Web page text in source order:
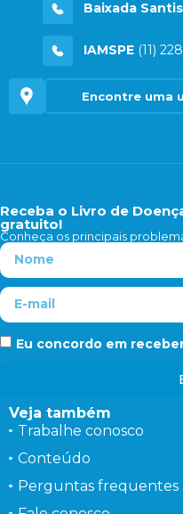
Baixada
IAMSPE (11)
Encontre uma
Receba o Livro de
gratuito!
Conheça os principais
Eu concordo em
Veja também
Trabalhe conosco
Conteúdo
Perguntas frequentes